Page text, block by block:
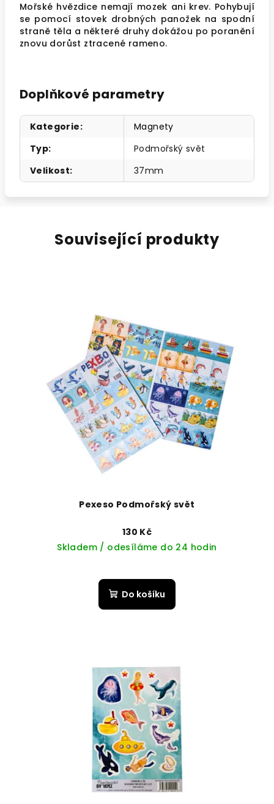
Mořské hvězdice nemají mozek ani krev. Pohybují
se pomocí stovek drobných panožek na spodní
straně těla a některé druhy dokážou po poranění
znovu dorůst ztracené rameno.
Doplňkové parametry
Kategorie:
Magnety
Typ:
Podmořský svět
Velikost: 37mm
Související produkty
Pexeso Podmořský svět
130 Kč
Skladem / odesíláme do 24 hodin
Do košíku